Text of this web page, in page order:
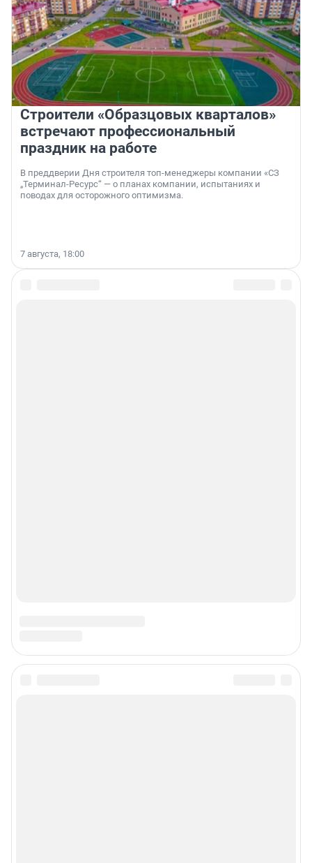
Строители «Образцовых кварталов»
встречают профессиональный
праздник на работе
В преддверии Дня строителя топ-менеджеры компании «СЗ
„Терминал-Ресурс“ — о планах компании, испытаниях и
поводах для осторожного оптимизма.
7 августа, 18:00